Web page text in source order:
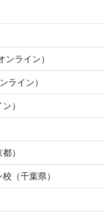
ンライン）
ライン）
）
）
（千葉県）